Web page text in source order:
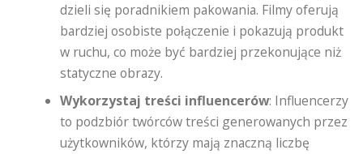
dzieli się poradnikiem pakowania. Filmy oferują
bardziej osobiste połączenie i pokazują produkt
w ruchu, co może być bardziej przekonujące niż
statyczne obrazy.
Wykorzystaj treści influencerów: Influencerzy
to podzbiór twórców treści generowanych przez
użytkowników, którzy mają znaczną liczbę